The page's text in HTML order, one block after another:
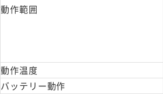
動作範囲
動作温度
バッテリー動作